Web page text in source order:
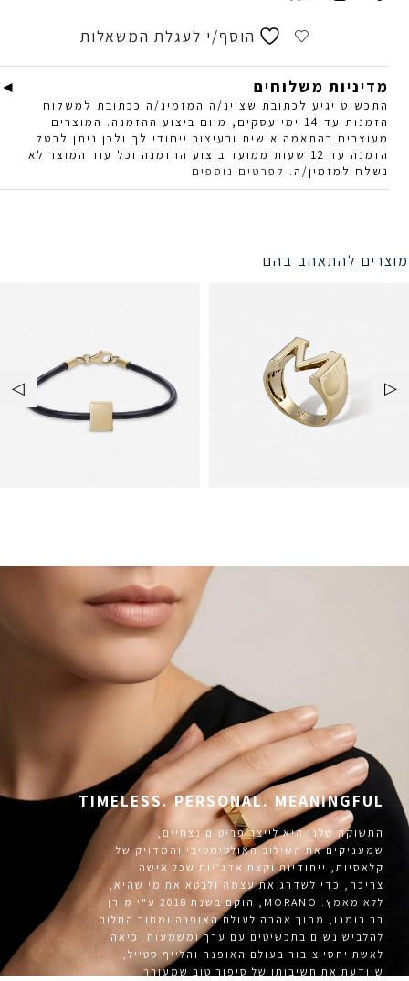
הוסף/י לעגלת המשאלות
מדיניות משלוחים
התכשיט יגיע לכתובת שציינ/ה המזמינ/ה ככתובת למשלוח
הזמנות עד 14 ימי עסקים, מיום ביצוע ההזמנה. המוצרים
מעוצבים בהתאמה אישית ובעיצוב ייחודי לך ולכן ניתן לבטל
הזמנה עד 12 שעות ממועד ביצוע ההזמנה וכל עוד המוצר לא
נשלח למזמין/ה. לפרטים נוספים
מוצרים להתאהב בהם
TIMELESS. PERSONAL. MEANINGFUL
התשוקה שלנו היא לייצר פריטים נצחיים,
שמעניקים את השילוב האולטימטיבי והמדויק של
קלאסיות, ייחודיות וקצת אדג'יות שכל אישה
צריכה, כדי לשדרג את עצמה ולבטא את מי שהיא,
ללא מאמץ. MORANO, הוקם בשנת 2018 ע"י מורן
בר רומנו, מתוך אהבה לעולם האופנה ומתוך החלום
להלביש נשים בתכשיטים עם ערך ומשמעות. כיאה
לאשת יחסי ציבור בעולם האופנה והלייף סטייל,
שיודעת את חשיבותו של סיפור טוב שמעורר